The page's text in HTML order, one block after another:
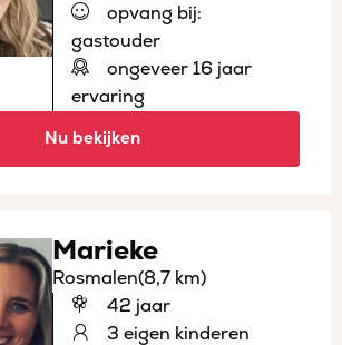
opvang bij:
gastouder
ongeveer 16 jaar
ervaring
Nu bekijken
Marieke
Rosmalen(8,7 km)
42 jaar
3 eigen kinderen